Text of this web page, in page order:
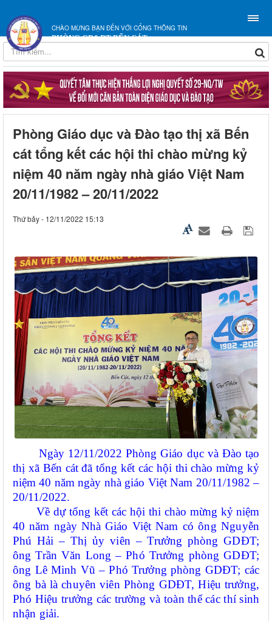
CHÀO MỪNG BẠN ĐẾN VỚI CỔNG THÔNG TIN
PHÒNG GD&ĐT BẾN CÁT
Phòng Giáo dục và Đào tạo thị xã Bến
cát tổng kết các hội thi chào mừng kỷ
niệm 40 năm ngày nhà giáo Việt Nam
20/11/1982 – 20/11/2022
Thứ bảy - 12/11/2022 15:13
Ngày 12/11/2022 Phòng Giáo dục và Đào tạo
thị xã Bến cát đã tổng kết các hội thi chào mừng kỷ
niệm 40 năm ngày nhà giáo Việt Nam 20/11/1982 –
20/11/2022.
Về dự tổng kết các hội thi chàomừng kỷ niệm
40 năm ngày Nhà Giáo Việt Nam có ông Nguyễn
Phú Hải – Thị ủy viên – Trưởng phòng GDĐT;
ông Trần Văn Long – Phó Trưởng phòng GDĐT;
ông Lê Minh Vũ – Phó Trưởng phòng GDĐT; các
ông bà là chuyên viên Phòng GDĐT, Hiệu trưởng,
Phó Hiệu trưởng các trường và toàn thể các thí sinh
nhận giải.